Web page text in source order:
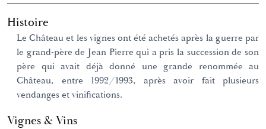
Histoire
Le Château et les vignes ont été achetés après la guerre par
le grand-père de Jean Pierre qui a pris la succession de son
père qui avait déjà donné une grande renommée au
Château, entre 1992/1993, après avoir fait plusieurs
vendanges et vinifications.
Vignes & Vins